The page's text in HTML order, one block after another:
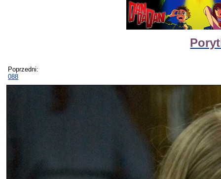
Poprzedni:
088